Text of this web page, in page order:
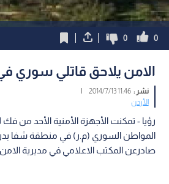
0
0
الامن يلاحق قاتلي سوري
نشر :11:46 2014/7/13
|
الأردن
رؤيا - تمكنت الأجهزة الأمنية الأحد من
المواطن السوري (م.ر) في منطقة شفا
صادرعن المكتب الاعلامي في مديرية الامن